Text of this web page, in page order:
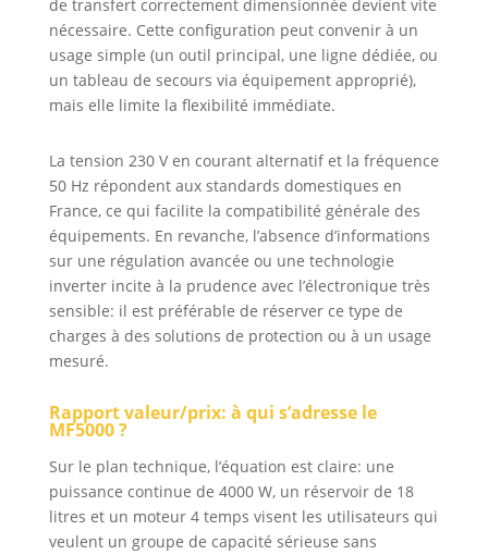
de transfert correctement dimensionnée devient vite
nécessaire. Cette configuration peut convenir à un
usage simple (un outil principal, une ligne dédiée, ou
un tableau de secours via équipement approprié),
mais elle limite la flexibilité immédiate.
La tension 230 V en courant alternatif et la fréquence
50 Hz répondent aux standards domestiques en
France, ce qui facilite la compatibilité générale des
équipements. En revanche, l’absence d’informations
sur une régulation avancée ou une technologie
inverter incite à la prudence avec l’électronique très
sensible: il est préférable de réserver ce type de
charges à des solutions de protection ou à un usage
mesuré.
Rapport valeur/prix: à qui s’adresse le
MF5000 ?
Sur le plan technique, l’équation est claire: une
puissance continue de 4000 W, un réservoir de 18
litres et un moteur 4 temps visent les utilisateurs qui
veulent un groupe de capacité sérieuse sans